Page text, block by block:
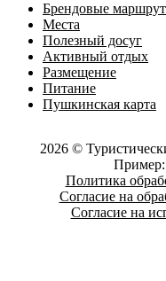
Брендовые
Места
Полезный досуг
Активный отдых
Размещение
Питание
Пушкинская карта
2026 ©
Пример:
Политика
Согласие на
Согласие на